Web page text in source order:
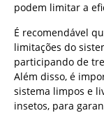
podem limitar a
É recomendável
limitações do
participando de
Além disso, é
sistema limpos e
insetos, para